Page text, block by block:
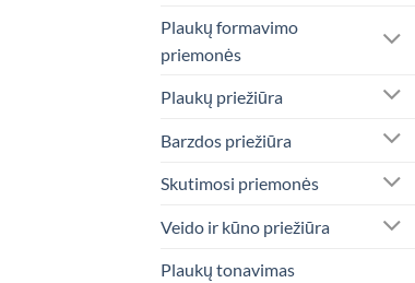
Plaukų formavimo
priemonės
Plaukų priežiūra
Barzdos priežiūra
Skutimosi priemonės
Veido ir kūno priežiūra
Plaukų tonavimas